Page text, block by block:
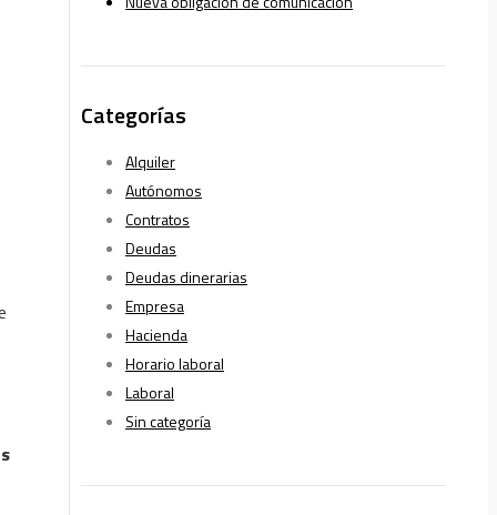
Categorías
Alquiler
Autónomos
Contratos
Deudas
Deudas dinerarias
Empresa
Hacienda
Horario laboral
Laboral
Sin categoría